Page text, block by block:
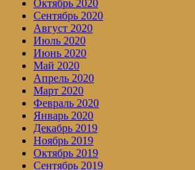
Октябрь 2020
Сентябрь 2020
Август 2020
Июль 2020
Июнь 2020
Май 2020
Апрель 2020
Март 2020
Февраль 2020
Январь 2020
Декабрь 2019
Ноябрь 2019
Октябрь 2019
Сентябрь 2019